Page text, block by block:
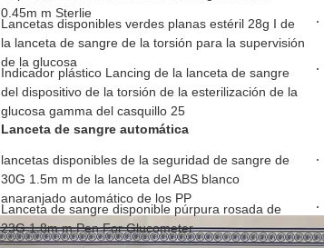
0.45m m Sterlie
Lancetas disponibles verdes planas estéril 28g I de
la lanceta de sangre de la torsión para la supervisión
de la glucosa
Indicador plástico Lancing de la lanceta de sangre
del dispositivo de la torsión de la esterilización de la
glucosa gamma del casquillo 25
Lanceta de sangre automática
lancetas disponibles de la seguridad de sangre de
30G 1.5m m de la lanceta del ABS blanco
anaranjado automático de los PP
Lanceta de sangre disponible púrpura rosada de
23G 1.8m m Pen For Glucometer